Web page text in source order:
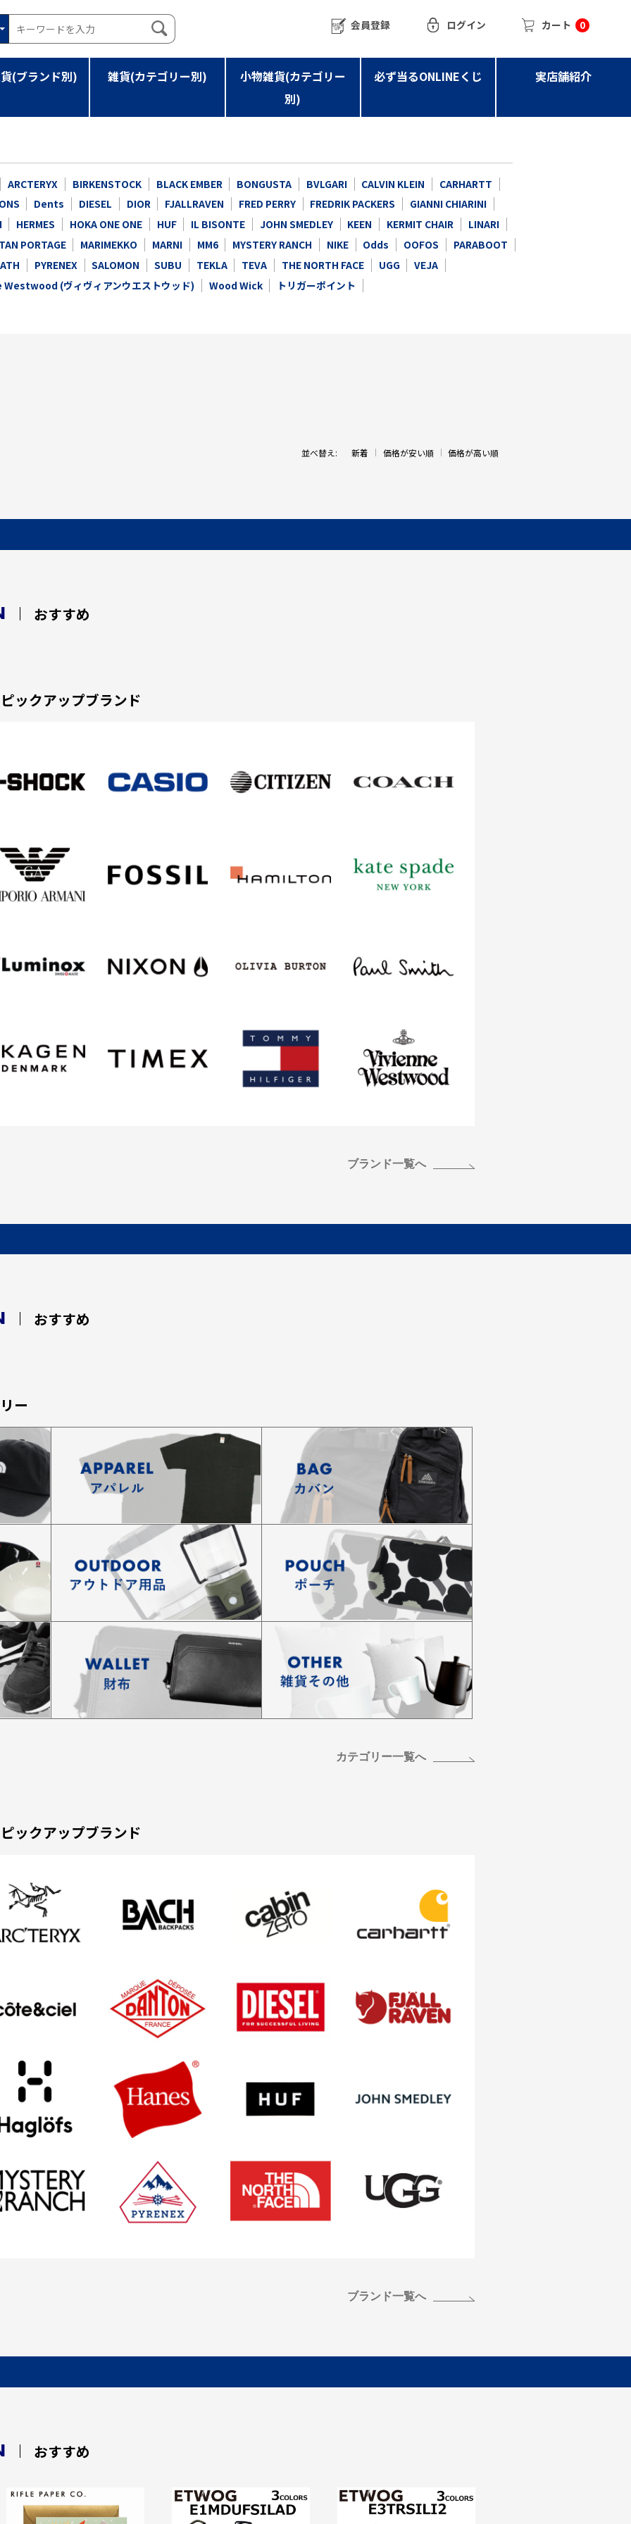
会員登録 ログイン カート 0
(ブランド別) 雑貨(カテゴリー別)
小物雑貨(カテゴリー
別)
必ず当るONLINEくじ 実店舗紹介
ARCTERYX BIRKENSTOCK BLACK EMBER BONGUSTA BVLGARI CALVIN KLEIN
CARHARTT
Dents DIESEL DIOR FJALLRAVEN FRED PERRY FREDRIK PACKERS
GIANNI CHIARINI
HERMES HOKA ONE ONE HUF IL BISONTE JOHN SMEDLEY KEEN KERMIT CHAIR
LINARI
PORTAGE
MARIMEKKO MARNI MM6 MYSTERY RANCH NIKE Odds OOFOS
PARABOOT
PYRENEX SALOMON SUBU TEKLA TEVA THE NORTH FACE UGG
VEJA
(ヴィヴィアンウエストウッド)
Wood Wick トリガーポイント
並べ替え: 新着 価格が安い順 価格が高い順
おすすめ
ピックアップブランド
ブランド一覧へ
おすすめ
ー
カテゴリー一覧へ
ピックアップブランド
ブランド一覧へ
おすすめ